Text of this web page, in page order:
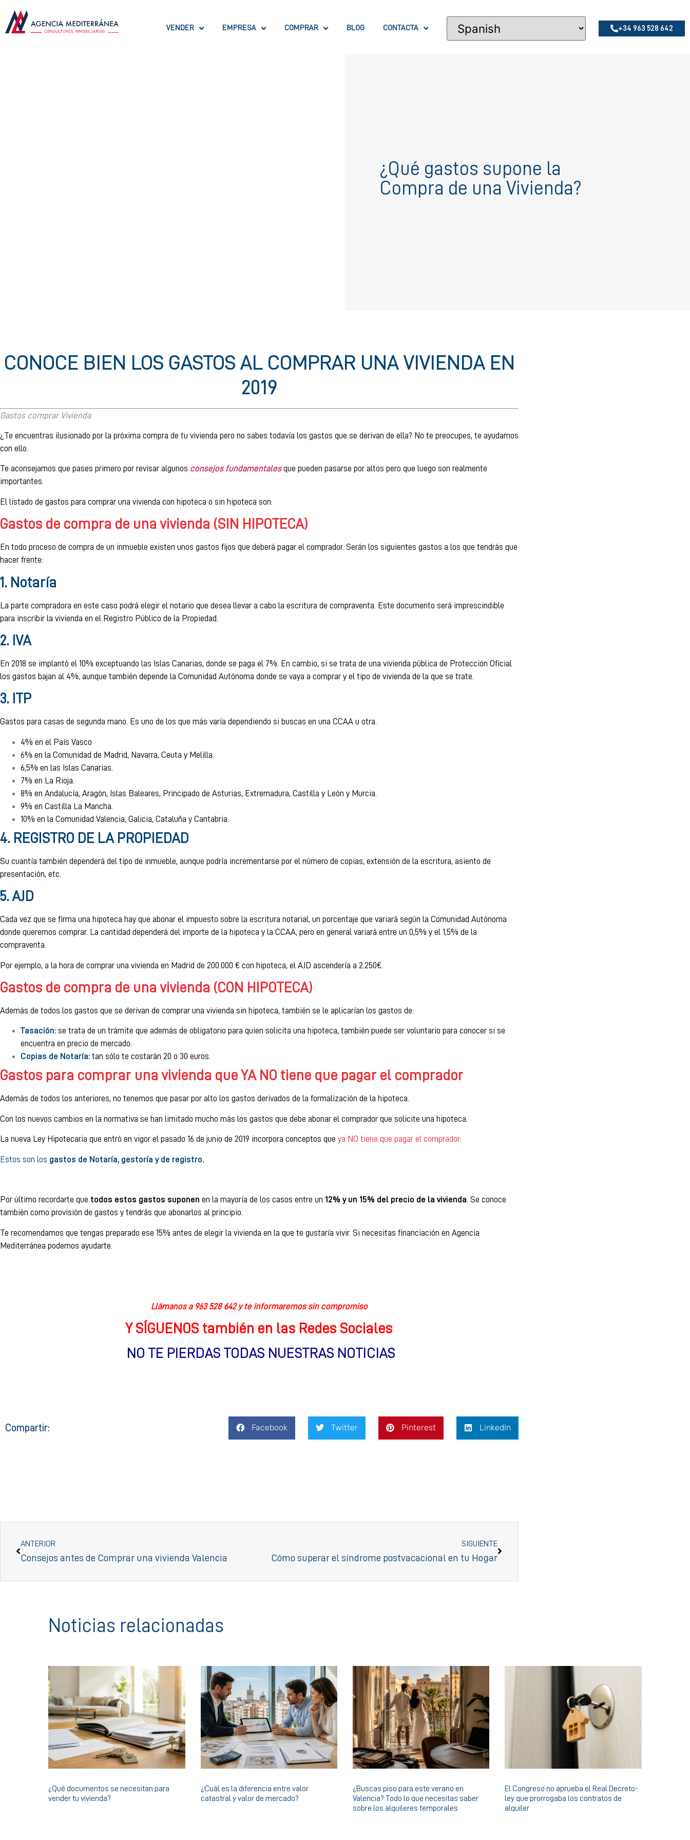
VENDER EMPRESA COMPRAR BLOG CONTACTA +34 963 528 642
¿Qué gastos supone la
Compra de una Vivienda?
CONOCE BIEN LOS GASTOS AL COMPRAR UNA VIVIENDA EN
2019
Gastos comprar Vivienda
¿Te encuentras ilusionado por la próxima compra de tu vivienda pero no sabes todavía los gastos que se derivan de ella? No te preocupes, te ayudamos
con ello.
Te aconsejamos que pases primero por revisar algunos consejos fundamentales que pueden pasarse por altos pero que luego son realmente
importantes.
El listado de gastos para comprar una vivienda con hipoteca o sin hipoteca son:
Gastos de compra de una vivienda (SIN HIPOTECA)
En todo proceso de compra de un inmueble existen unos gastos fijos que deberá pagar el comprador. Serán los siguientes gastos a los que tendrás que
hacer frente:
1. Notaría
La parte compradora en este caso podrá elegir el notario que desea llevar a cabo la escritura de compraventa. Este documento será imprescindible
para inscribir la vivienda en el Registro Público de la Propiedad.
2. IVA
En 2018 se implantó el 10% exceptuando las Islas Canarias, donde se paga el 7%. En cambio, si se trata de una vivienda pública de Protección Oficial
los gastos bajan al 4%, aunque también depende la Comunidad Autónoma donde se vaya a comprar y el tipo de vivienda de la que se trate.
3. ITP
Gastos para casas de segunda mano. Es uno de los que más varía dependiendo si buscas en una CCAA u otra.
4% en el País Vasco
6% en la Comunidad de Madrid, Navarra, Ceuta y Melilla.
6,5% en las Islas Canarias.
7% en La Rioja.
8% en Andalucía, Aragón, Islas Baleares, Principado de Asturias, Extremadura, Castilla y León y Murcia.
9% en Castilla La Mancha.
10% en la Comunidad Valencia, Galicia, Cataluña y Cantabria.
4. REGISTRO DE LA PROPIEDAD
Su cuantía también dependerá del tipo de inmueble, aunque podría incrementarse por el número de copias, extensión de la escritura, asiento de
presentación, etc.
5. AJD
Cada vez que se firma una hipoteca hay que abonar el impuesto sobre la escritura notarial, un porcentaje que variará según la Comunidad Autónoma
donde queremos comprar. La cantidad dependerá del importe de la hipoteca y la CCAA, pero en general variará entre un 0,5% y el 1,5% de la
compraventa.
Por ejemplo, a la hora de comprar una vivienda en Madrid de 200.000 € con hipoteca, el AJD ascendería a 2.250€.
Gastos de compra de una vivienda (CON HIPOTECA)
Además de todos los gastos que se derivan de comprar una vivienda sin hipoteca, también se le aplicarían los gastos de:
Tasación: se trata de un trámite que además de obligatorio para quien solicita una hipoteca, también puede ser voluntario para conocer si se
encuentra en precio de mercado.
Copias de Notaría: tan sólo te costarán 20 o 30 euros.
Gastos para comprar una vivienda que YA NO tiene que pagar el comprador
Además de todos los anteriores, no tenemos que pasar por alto los gastos derivados de la formalización de la hipoteca.
Con los nuevos cambios en la normativa se han limitado mucho más los gastos que debe abonar el comprador que solicite una hipoteca.
La nueva Ley Hipotecaria que entró en vigor el pasado 16 de junio de 2019 incorpora conceptos que ya NO tiene que pagar el comprador:
Estos son los gastos de Notaría, gestoría y de registro.
Por último recordarte que todos estos gastos suponen en la mayoría de los casos entre un 12% y un 15% del precio de la vivienda . Se conoce
también como provisión de gastos y tendrás que abonarlos al principio.
Te recomendamos que tengas preparado ese 15% antes de elegir la vivienda en la que te gustaría vivir. Si necesitas financiación en Agencia
Mediterránea podemos ayudarte.
Llámanos a 963 528 642 y te informaremos sin compromiso
Y SÍGUENOS también en las Redes Sociales
NO TE PIERDAS TODAS NUESTRAS NOTICIAS
Compartir: Facebook Twitter Pinterest LinkedIn
ANTERIOR
Consejos antes de Comprar una vivienda Valencia
SIGUIENTE
Cómo superar el síndrome postvacacional en tu Hogar
Noticias relacionadas
¿Qué documentos se necesitan para
vender tu vivienda?
¿Cuál es la diferencia entre valor
catastral y valor de mercado?
¿Buscas piso para este verano en
Valencia? Todo lo que necesitas saber
sobre los alquileres temporales
El Congreso no aprueba el Real Decreto-
ley que prorrogaba los contratos de
alquiler